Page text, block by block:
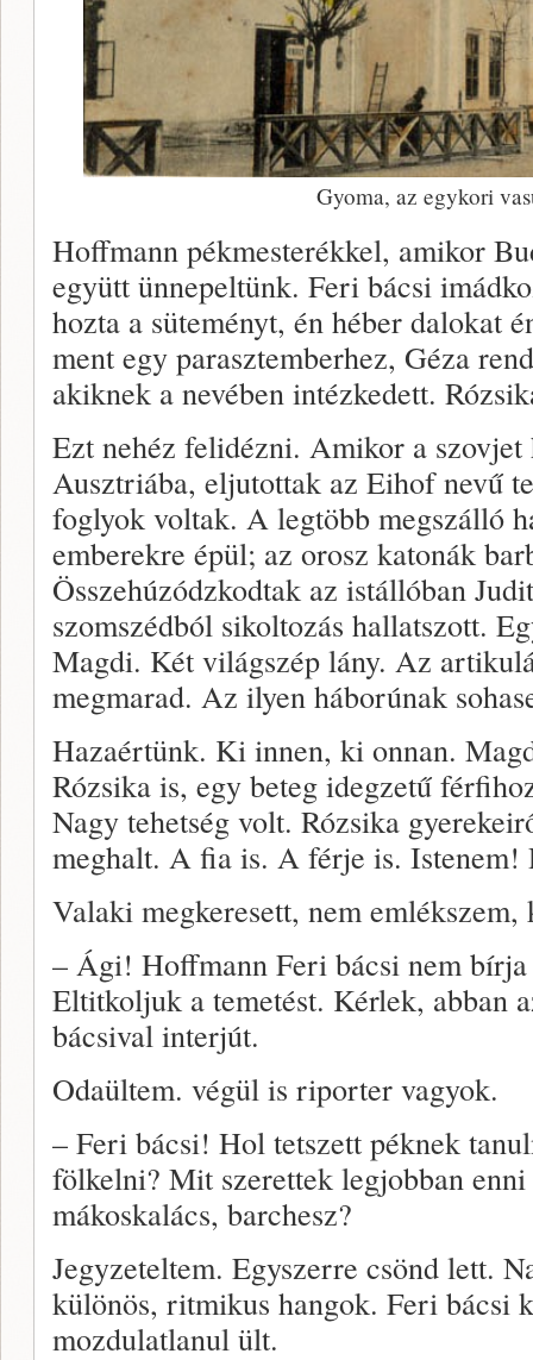
Gyoma, az egykori
Hoffmann pékmesterékkel, amikor
együtt ünnepeltünk. Feri bácsi
hozta a süteményt, én héber dalokat
ment egy parasztemberhez, Géza
akiknek a nevében intézkedett.
Ezt nehéz felidézni. Amikor a szovjet
Ausztriába, eljutottak az Eihof nevű
foglyok voltak. A legtöbb megszálló
emberekre épül; az orosz katonák
Összehúzódzkodtak az istállóban
szomszédból sikoltozás hallatszott.
Magdi. Két világszép lány. Az
megmarad. Az ilyen háborúnak
Hazaértünk. Ki innen, ki onnan.
Rózsika is, egy beteg idegzetű
Nagy tehetség volt. Rózsika
meghalt. A fia is. A férje is. Istenem!
Valaki megkeresett, nem
– Ági! Hoffmann Feri bácsi nem
Eltitkoljuk a temetést. Kérlek, abban
bácsival interjút.
Odaültem. végül is riporter vagyok.
– Feri bácsi! Hol tetszett péknek
fölkelni? Mit szerettek legjobban
mákoskalács, barchesz?
Jegyzeteltem. Egyszerre csönd lett.
különös, ritmikus hangok. Feri bácsi
mozdulatlanul ült.